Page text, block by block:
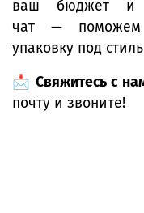
ваш бюджет и
чат — поможем
упаковку под
📩Свяжитесь с
почту и звоните!